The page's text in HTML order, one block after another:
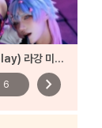
(Rakang cosplay) 라강 미쿠 코스프레
6 chevron_right